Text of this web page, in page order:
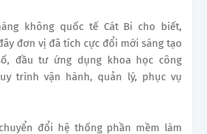
không quốc tế Cát Bi cho biết,
đơn vị đã tích cực đổi mới sáng tạo
đầu tư ứng dụng khoa học công
trình vận hành, quản lý, phục vụ
đổi hệ thống phần mềm làm